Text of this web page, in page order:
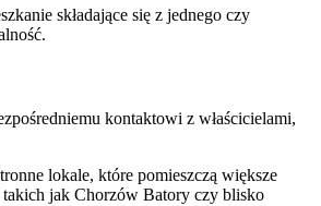
składające się z jednego czy
kontaktowi z właścicielami,
lokale, które pomieszczą większe
jak Chorzów Batory czy blisko